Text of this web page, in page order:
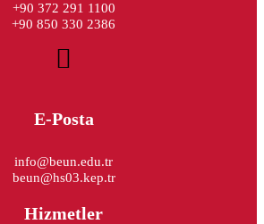
+90 372 291 1100
+90 850 330 2386
E-Posta
info@beun.edu.tr
beun@hs03.kep.tr
Hizmetler